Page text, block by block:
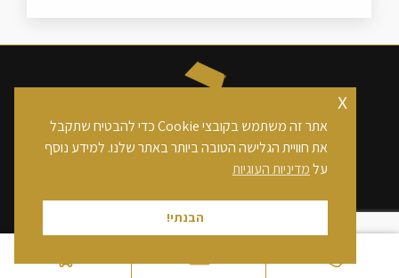
כל הזכויות שמורות לחברת בן אלי אלשיך בע"מ
footer
אתר זה משתמש בקובצי Cookie כדי להבטיח שתקבל
את חוויית הגלישה הטובה ביותר באתר שלנו. למידע נוסף
עלמדיניות העוגיות
הבנתי!
x